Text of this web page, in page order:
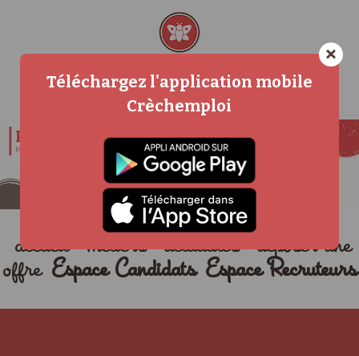
accueil métiers actualités
déposer une
offre Espace Candidats Espace Recruteurs
×
Téléchargez l'application mobile
Crèchemploi